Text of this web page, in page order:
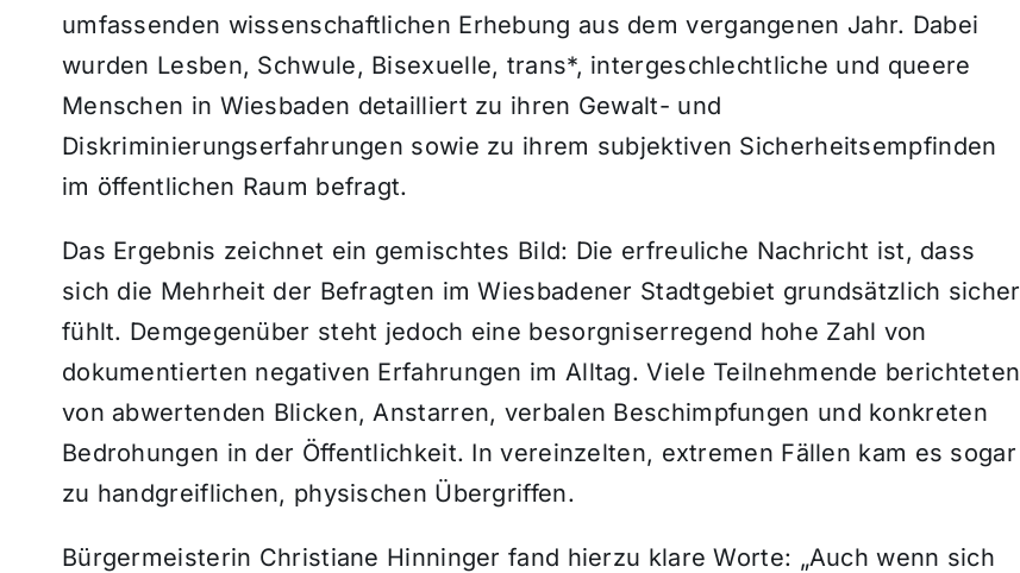
umfassenden wissenschaftlichen Erhebung aus dem vergangenen Jahr. Dabei
wurden Lesben, Schwule, Bisexuelle, trans*, intergeschlechtliche und queere
Menschen in Wiesbaden detailliert zu ihren Gewalt- und
Diskriminierungserfahrungen sowie zu ihrem subjektiven Sicherheitsempfinden
im öffentlichen Raum befragt.
Das Ergebnis zeichnet ein gemischtes Bild: Die erfreuliche Nachricht ist, dass
sich die Mehrheit der Befragten im Wiesbadener Stadtgebiet grundsätzlich sicher
fühlt. Demgegenüber steht jedoch eine besorgniserregend hohe Zahl von
dokumentierten negativen Erfahrungen im Alltag. Viele Teilnehmende berichteten
von abwertenden Blicken, Anstarren, verbalen Beschimpfungen und konkreten
Bedrohungen in der Öffentlichkeit. In vereinzelten, extremen Fällen kam es sogar
zu handgreiflichen, physischen Übergriffen.
Bürgermeisterin Christiane Hinninger fand hierzu klare Worte: „Auch wenn sich